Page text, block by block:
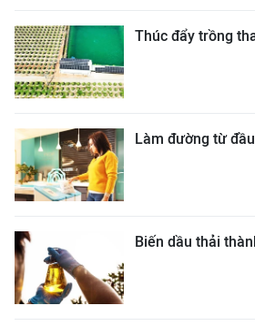
Thúc đẩy trồng
Làm đường từ
Biến dầu thải